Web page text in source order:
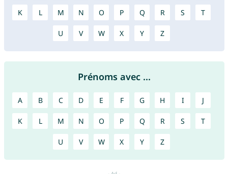
K L M N O P Q R S T
U V W X Y Z
Prénoms avec ...
A B C D E F G H I J
K L M N O P Q R S T
U V W X Y Z